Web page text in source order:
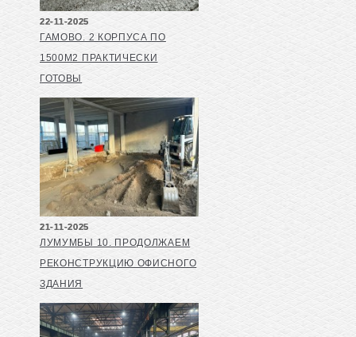
22-11-2025
ГАМОВО. 2 КОРПУСА ПО
1500М2 ПРАКТИЧЕСКИ
ГОТОВЫ
21-11-2025
ЛУМУМБЫ 10. ПРОДОЛЖАЕМ
РЕКОНСТРУКЦИЮ ОФИСНОГО
ЗДАНИЯ